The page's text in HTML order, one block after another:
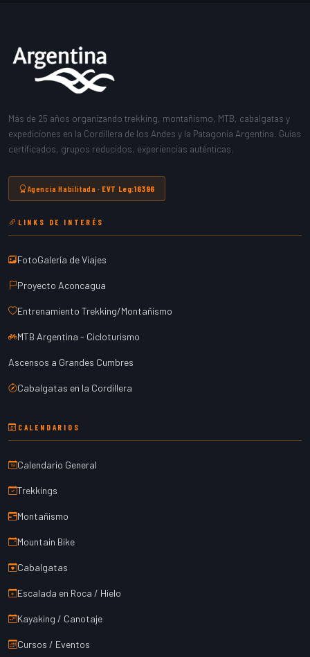
Más de 25 años organizando trekking, montañismo, MTB, cabalgatas y
expediciones en la Cordillera de los Andes y la Patagonia Argentina. Guías
certificados, grupos reducidos, experiencias auténticas.
Agencia Habilitada · EVT Leg:16396
LINKS DE INTERÉS
FotoGalería de Viajes
Proyecto Aconcagua
Entrenamiento Trekking/Montañismo
MTB Argentina - Cicloturismo
Ascensos a Grandes Cumbres
Cabalgatas en la Cordillera
CALENDARIOS
Calendario General
Trekkings
Montañismo
Mountain Bike
Cabalgatas
Escalada en Roca / Hielo
Kayaking / Canotaje
Cursos / Eventos